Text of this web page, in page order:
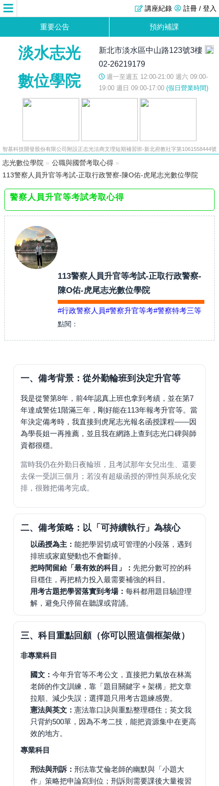
註冊 / 登入
講座紀錄
重要公告 預約補課
淡水志光
數位學院
新北市淡水區中山路123號3樓
02-26219179
週一至週五 12:00-21:00 週六 09:00-
19:00 週日 09:00-17:00 (假日營業時間)
智基科技開發股份有限公司附設正志光法商文理短期補習班-新北府教社字第1061558444號
志光數位學院 » 公職與國營考取心得 »
113警察人員升官等考試-正取行政警察-陳O佑-虎尾志光數位學院
警察人員升官等考試考取心得
113警察人員升官等考試-正取行政警察-
陳O佑-虎尾志光數位學院
#行政警察人員#警察升官等考#警察特考三等
點閱：
一、備考背景：從外勤輪班到決定升官等
我是從警第8年，前4年認真上班也拿到考績，並在第7
年達成警佐1階滿三年，剛好能在113年報考升官等。當
年決定備考時，我直接到虎尾志光報名函授課程——因
為學長姐一再推薦，並且我在網路上查到志光口碑與師
資都很穩。
當時我仍在外勤日夜輪班，且考試那年女兒出生、還要
去保一受訓三個月；若沒有超級函授的彈性與系統化安
排，很難把備考完成。
二、備考策略：以「可持續執行」為核心
以函授為主： 能把學習切成可管理的小段落，遇到
排班或家庭變動也不會斷掉。
把時間留給「最有效的科目」： 先把分數可控的科
目穩住，再把精力投入最需要補強的科目。
用考古題把學習落實到考場： 每科都用題目驗證理
解，避免只停留在聽課或背誦。
三、科目重點回顧（你可以照這個框架做）
非專業科目
國文： 今年升官等不考公文，直接把力氣放在林嵩
老師的作文訓練，靠「題目關鍵字＋架構」把文章
拉順、減少失誤；選擇題只用考古題練感覺。
憲法與英文： 憲法靠口訣與重點整理穩住；英文我
只背約500單，因為不考二技，能把資源集中在更高
效的地方。
專業科目
刑法與刑訴： 刑法靠艾倫老師的幽默與「小題大
作」策略把申論寫到位；刑訴則需要課後大量複習